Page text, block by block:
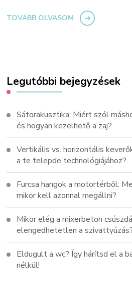
TOVÁBB OLVASOM
Legutóbbi bejegyzések
Sátorakusztika: Miért szól
és hogyan kezelhető a zaj?
Vertikális vs. horizontális
a te telepde technológiájához?
Furcsa hangok a motortérből:
mikor kell azonnal megállni?
Mikor elég a mixerbeton
elengedhetetlen a
Eldugult a wc? Így hárítsd el a
nélkül!